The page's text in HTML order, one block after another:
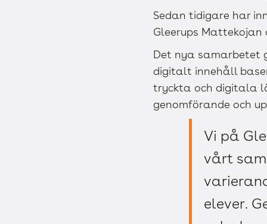
Sedan tidigare har
Gleerups
Det nya samarbetet
digitalt innehåll
tryckta och digitala
genomförande och
Vi på
vårt
elever.